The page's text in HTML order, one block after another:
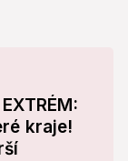
kraje!